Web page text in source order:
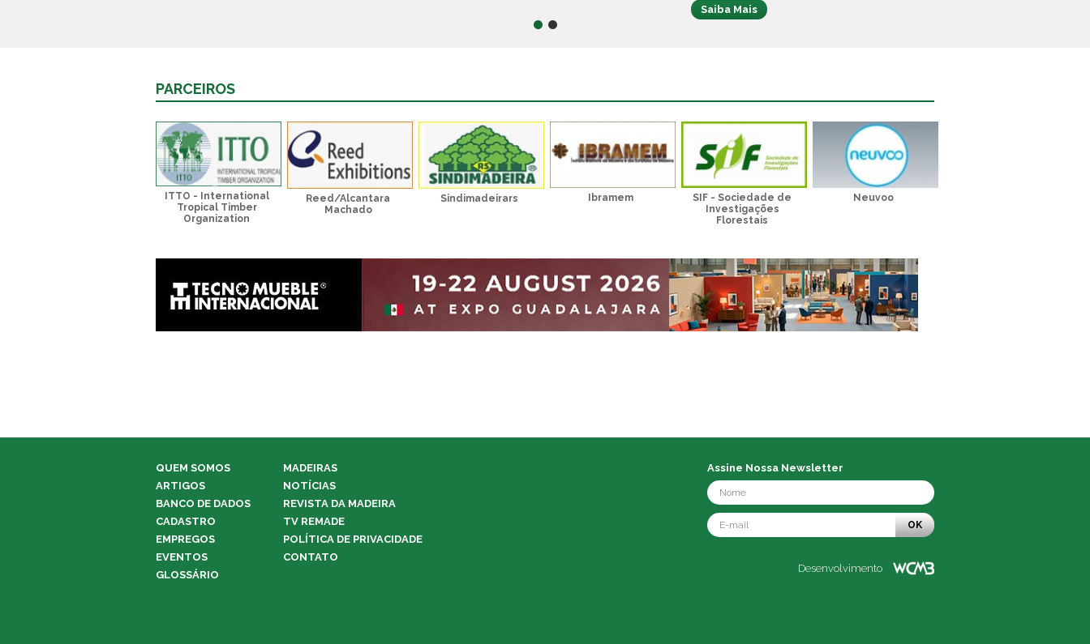
Saiba Mais
PARCEIROS
ITTO - International
Tropical Timber
Organization
Reed/Alcantara
Machado
Sindimadeirars Ibramem
SIF - Sociedade de
Investigações
Florestais
Neuvoo
QUEM SOMOS
ARTIGOS
BANCO DE DADOS
CADASTRO
EMPREGOS
EVENTOS
GLOSSÁRIO
MADEIRAS
NOTÍCIAS
REVISTA DA MADEIRA
TV REMADE
POLÍTICA DE PRIVACIDADE
CONTATO
Assine Nossa Newsletter
OK
Desenvolvimento